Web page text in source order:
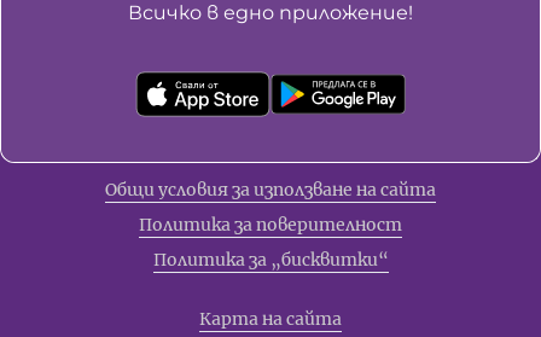
Всичко в едно приложение!
Общи условия за използване на сайта
Политика за поверителност
Политика за „бисквитки“
Карта на сайта